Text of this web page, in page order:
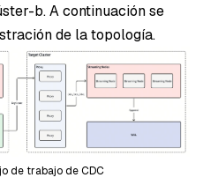
b. A continuación se
de la topología.
de trabajo de CDC